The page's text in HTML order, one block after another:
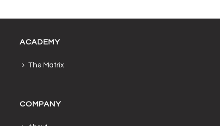
ACADEMY
The Matrix
COMPANY